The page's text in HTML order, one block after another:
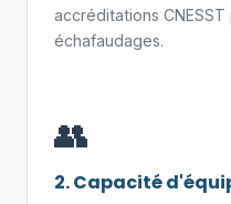
accréditations
échafaudages.
👥
2. Capacité